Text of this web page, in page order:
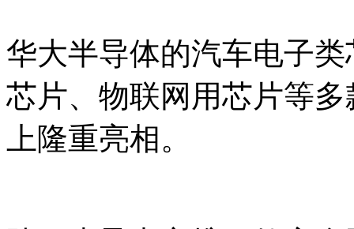
华大半导体的汽车电子
芯片、物联网用芯片等
上隆重亮相。